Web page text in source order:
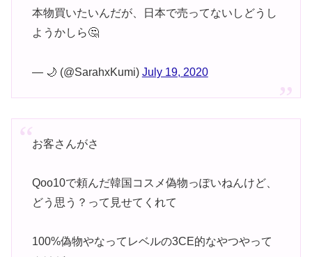
本物買いたいんだが、日本で売ってないしどうし
ようかしら🤔
— 🌙 (@SarahxKumi) July 19, 2020
お客さんがさ
Qoo10で頼んだ韓国コスメ偽物っぽいねんけど、
どう思う？って見せてくれて
100%偽物やなってレベルの3CE的なやつやって